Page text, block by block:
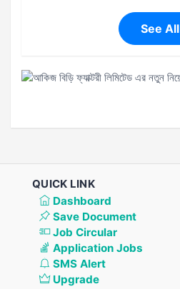
See All
QUICK LINK
Dashboard
Save Document
Job Circular
Application Jobs
SMS Alert
Upgrade